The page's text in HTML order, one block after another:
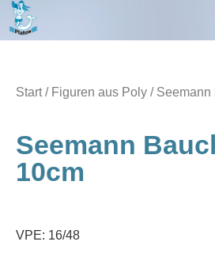
Start/ Figuren aus Poly / Seemann
Seemann
10cm
VPE: 16/48